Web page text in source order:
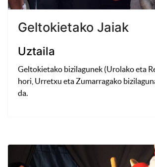
Geltokietako Jaiak
Uztaila
Geltokietako bizilagunek (Urolako eta
hori, Urretxu eta Zumarragako
da.